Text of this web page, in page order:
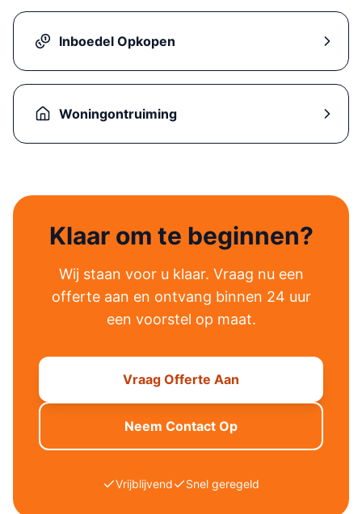
Inboedel Opkopen
Woningontruiming
Klaar om te beginnen?
Wij staan voor u klaar. Vraag nu een
offerte aan en ontvang binnen 24 uur
een voorstel op maat.
Vraag Offerte Aan
Neem Contact Op
Vrijblijvend Snel geregeld